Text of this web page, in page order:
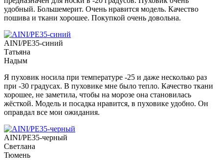
удобный. Большемерит. Очень нравится модель. Качество
пошива и ткани хорошее. Покупкой очень довольна.
AINI/PE35-синий
Татьяна
Надым
Я пуховик носила при температуре -25 и даже несколько раз
при -30 градусах. В пуховике мне было тепло. Качество ткани
хорошее, не заметила, чтобы на морозе она становилась
жёсткой. Модель и посадка нравится, в пуховике удобно. Он
оправдал все мои ожидания.
AINI/PE35-черный
Светлана
Тюмень